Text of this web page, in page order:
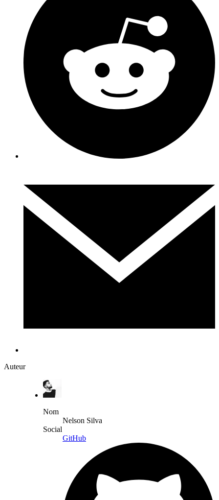
Auteur
Nom
Nelson Silva
Social
GitHub